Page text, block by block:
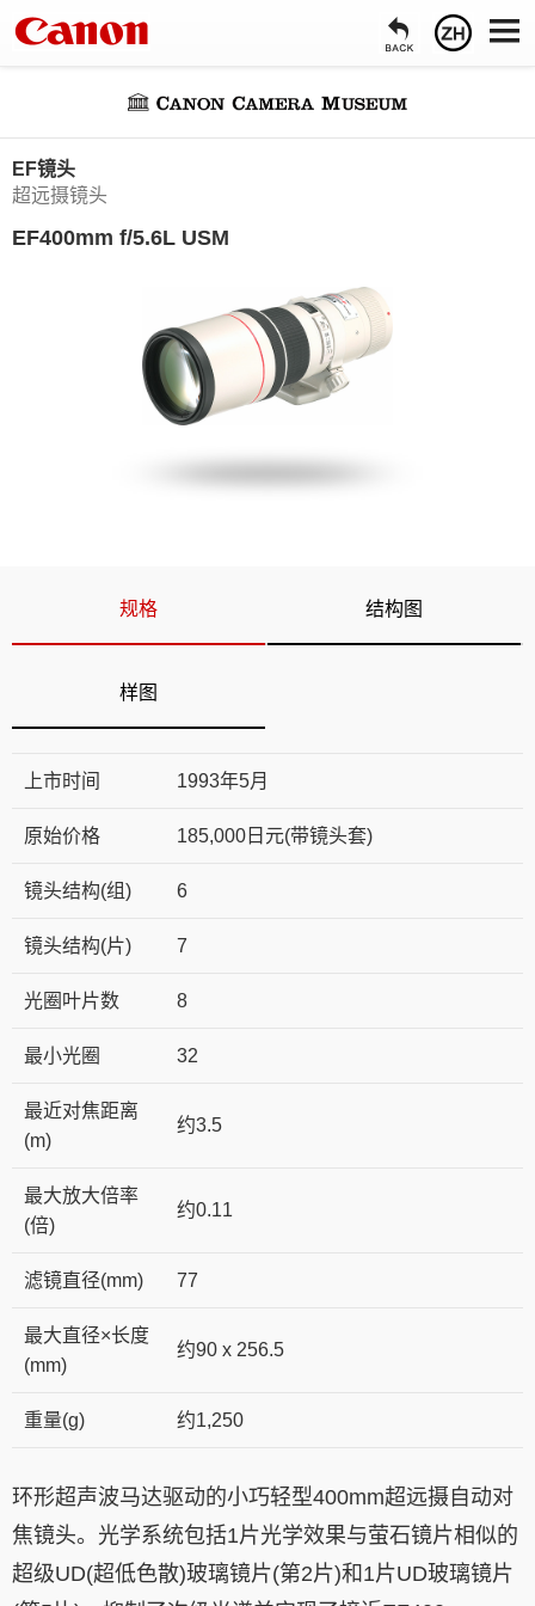
EF镜头
超远摄镜头
EF400mm f/5.6L USM
规格 结构图
样图
上市时间 1993年5月
原始价格 185,000日元(带镜头套)
镜头结构(组) 6
镜头结构(片) 7
光圈叶片数 8
最小光圈 32
最近对焦距离
(m)
约3.5
最大放大倍率
(倍)
约0.11
滤镜直径(mm) 77
最大直径×长度
(mm)
约90 x 256.5
重量(g) 约1,250
环形超声波马达驱动的小巧轻型400mm超远摄自动对
焦镜头。光学系统包括1片光学效果与萤石镜片相似的
超级UD(超低色散)玻璃镜片(第2片)和1片UD玻璃镜片